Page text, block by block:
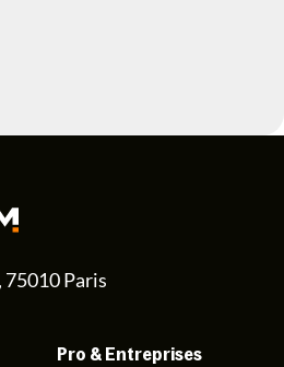
75010 Paris
Pro & Entreprises